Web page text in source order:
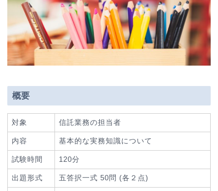
概要
対象 信託業務の担当者
内容 基本的な実務知識について
試験時間 120分
出題形式 五答択一式 50問 (各２点)